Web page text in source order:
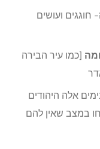
– חוגגים ועושים
[כמו עיר הבירה
אלה היהודים
במצב שאין להם